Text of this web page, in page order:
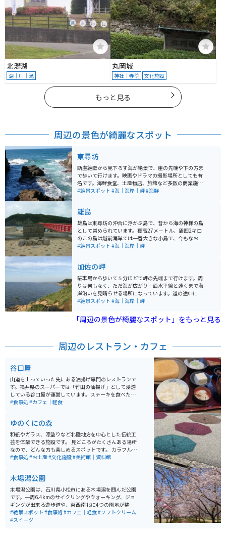
北潟湖
湖｜川｜滝
丸岡城
神社｜寺院 文化施設
もっと見る
周辺の景色が綺麗なスポット
東尋坊
断崖絶壁から見下ろす海が絶景で、崖の先端や下の方ま
で歩いて行けます。映画やドラマの撮影場所としても有
名です。海鮮食堂、土産物店、旅館など多数の商業施設
もあります。遊覧船で海から眺めることも可能です。海
スメします。
#絶景スポット #海｜海岸｜岬#海鮮
雄島
雄島は東尋坊の沖合に浮かぶ島で、昔から海の神様の島
として崇められています。標高27メートル、周囲2キロ
のこの島は越前海岸では一番大きな小島で、今もなおう
っそうとした自然林で覆われています。島内には大湊神
に浮かぶ小島の自然を堪能できます。 また、対岸の安島
地区では4月下旬から5月にかけてワカメ漁が行われてお
り、この時期になると獲れたてのワカメが天日干しさ
れ、港は磯の香りに包まれます。224mの朱塗りの橋を
渡り、78段の石段を上がるとヤブニッケイやタブの樹木
#絶景スポット #海｜海岸｜岬
加佐の岬
駐車場から歩いて５分ほどで岬の先端まで行けます。周
りは何もなく、ただ海が広がり一面水平線と遠くまで海
岸沿いを見晴らせる場所になっています。道の途中には
灯台があり、自然豊かな場所です。駐車場近くには喫茶
#絶景スポット #海｜海岸｜岬
「周辺の景色が綺麗なスポット」をもっと見る
周辺のレストラン・カフェ
谷口屋
山道を上っていった先にある油揚げ専門のレストランで
す。福井県のスーパーでは「竹田の油揚げ」として浸透
している谷口屋が運営しています。ステーキを食べたの
と同じくらいの満足感を得られる油揚げをいただけま
#食事処 #カフェ｜軽食
ゆのくにの森
和紙やガラス、漆塗りなど北陸地方を中心とした伝統工
芸を体験できる施設です。 見どころがたくさんある場所
なので、どんな方も楽しめるスポットです。 カラフルな
傘や窓の格子につけられた風車など写真映えするところ
#食事処 #お土産#文化施設#美術館｜資料館
木場潟公園
木場潟公園は、石川県小松市にある木場潟を囲んだ公園
です。一周6.4kmのサイクリングやウォーキング、ジョ
ギングが出来る遊歩道や、東西南北に4つの園地が整備
されています。東園地には足湯やカフェ、ドッグランな
どもあります。季節によっては、カヌーやゲートゴルフ
#絶景スポット #食事処 #カフェ｜軽食#ソフトクリーム
#スイーツ